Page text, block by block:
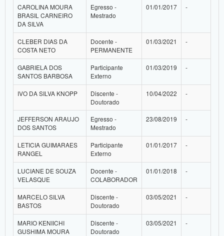
CAROLINA MOURA
BRASIL CARNEIRO
DA SILVA
Egresso -
Mestrado
01/01/2017 -
CLEBER DIAS DA
COSTA NETO
Docente -
PERMANENTE
01/03/2021 -
GABRIELA DOS
SANTOS BARBOSA
Participante
Externo
01/03/2019 -
IVO DA SILVA KNOPP
Discente -
Doutorado
10/04/2022 -
JEFFERSON ARAUJO
DOS SANTOS
Egresso -
Mestrado
23/08/2019 -
LETICIA GUIMARAES
RANGEL
Participante
Externo
01/01/2017 -
LUCIANE DE SOUZA
VELASQUE
Docente -
COLABORADOR
01/01/2018 -
MARCELO SILVA
BASTOS
Discente -
Doutorado
03/05/2021 -
MARIO KENIICHI
GUSHIMA MOURA
Discente -
Doutorado
03/05/2021 -